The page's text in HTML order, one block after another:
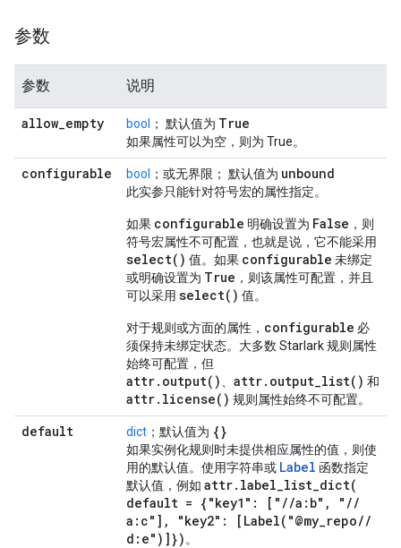
参数
参数 说明
allow_empty bool ； 默认值为 True
如果属性可以为空，则为 True。
configurable bool ；或无界限； 默认值为 unbound
此实参只能针对符号宏的属性指定。
如果 configurable 明确设置为 False ，则
符号宏属性不可配置，也就是说，它不能采用
select() 值。如果 configurable 未绑定
或明确设置为 True ，则该属性可配置，并且
可以采用 select() 值。
对于规则或方面的属性， configurable 必
须保持未绑定状态。大多数 Starlark 规则属性
始终可配置，但
attr.output() attr.output_list() 和
attr.license() 规则属性始终不可配置。
default dict ；默认值为 {}
如果实例化规则时未提供相应属性的值，则使
用的默认值。使用字符串或 Label 函数指定
默认值，例如 attr. label_list_dict(
default = {"key1": [" //a:b" , " //
a:c"] , "key2": [ Label( "@my_repo//
d:e")]}) 。